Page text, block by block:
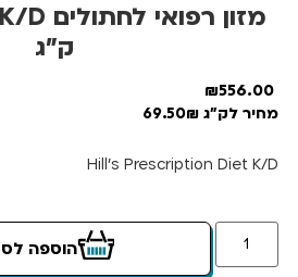
ק”ג
556.00
₪
מחיר לק"ג 69.50₪
Hill’s Prescription Diet K/D
הוספה